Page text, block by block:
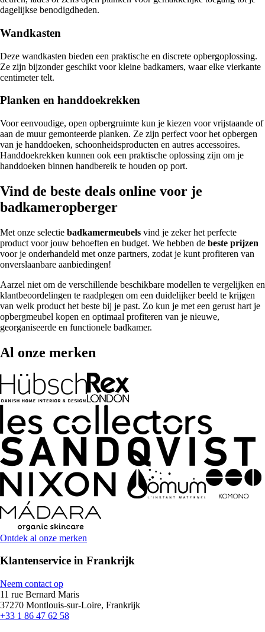
dagelijkse benodigdheden.
Wandkasten
Deze wandkasten bieden een praktische en discrete opbergoplossing.
Ze zijn bijzonder geschikt voor kleine badkamers, waar elke vierkante
centimeter telt.
Planken en handdoekrekken
Voor eenvoudige, open opbergruimte kun je kiezen voor vrijstaande of
aan de muur gemonteerde planken. Ze zijn perfect voor het opbergen
van je handdoeken, schoonheidsproducten en autres accessoires.
Handdoekrekken kunnen ook een praktische oplossing zijn om je
handdoeken binnen handbereik te houden op port.
Vind de beste deals online voor je
badkameropberger
Met onze selectie badkamermeubels vind je zeker het perfecte
product voor jouw behoeften en budget. We hebben de beste prijzen
voor je onderhandeld met onze partners, zodat je kunt profiteren van
onverslaanbare aanbiedingen!
Aarzel niet om de verschillende beschikbare modellen te vergelijken en
klantbeoordelingen te raadplegen om een duidelijker beeld te krijgen
van welk product het beste bij je past. Zo kun je met een gerust hart je
opbergmeubel kopen en optimaal profiteren van je nieuwe,
georganiseerde en functionele badkamer.
Al onze merken
Ontdek al onze merken
Klantenservice in Frankrijk
Neem contact op
11 rue Bernard Maris
37270 Montlouis-sur-Loire, Frankrijk
+33 1 86 47 62 58